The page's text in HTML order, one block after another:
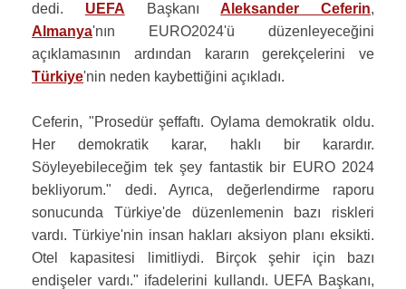
dedi. UEFA BaşkanıAleksander Ceferin,
Almanya'nın EURO2024'ü düzenleyeceğini
açıklamasının ardından kararın gerekçelerini ve
Türkiye'nin neden kaybettiğini açıkladı.
Ceferin, "Prosedür şeffaftı. Oylama demokratik oldu.
Her demokratik karar, haklı bir karardır.
Söyleyebileceğim tek şey fantastik bir EURO 2024
bekliyorum." dedi. Ayrıca, değerlendirme raporu
sonucunda Türkiye'de düzenlemenin bazı riskleri
vardı. Türkiye'nin insan hakları aksiyon planı eksikti.
Otel kapasitesi limitliydi. Birçok şehir için bazı
endişeler vardı." ifadelerini kullandı. UEFA Başkanı,